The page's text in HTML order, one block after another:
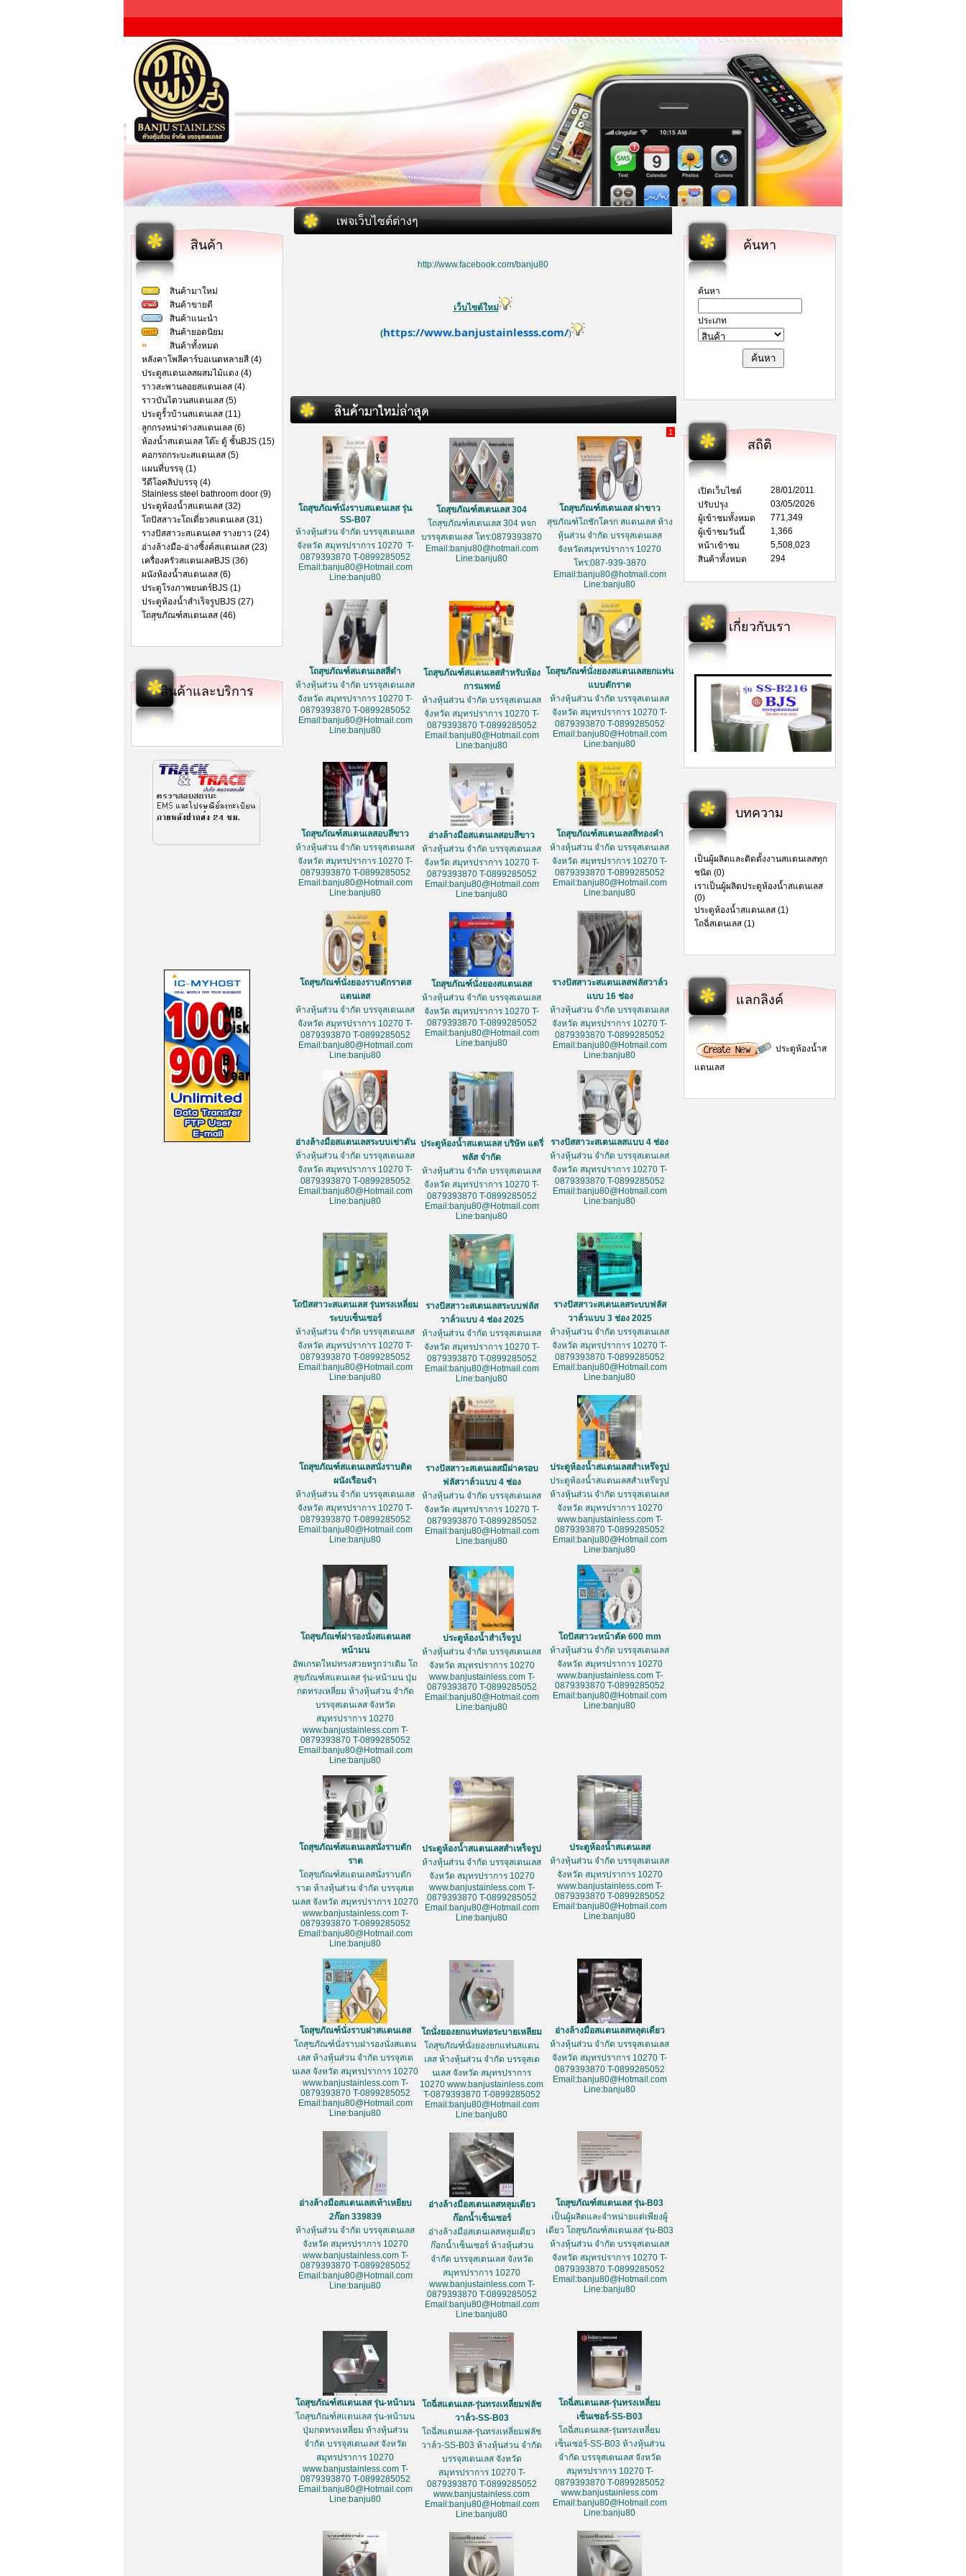
สินค้า
สินค้ามาใหม่
สินค้าขายดี
สินค้าแนะนำ
สินค้ายอดนิยม
สินค้าทั้งหมด
หลังคาโพลีคาร์บอเนตหลายสี (4)
ประตูสแตนเลสผสมไม้แดง (4)
ราวสะพานลอยสแตนเลส (4)
ราวบันไดวนสแตนเลส (5)
ประตูรั้วบ้านสแตนเลส (11)
ลูกกรงหน่าต่างสแตนเลส (6)
ห้องน้ำสแตนเลส โต๊ะ ตู้ ชั้นBJS (15)
คอกรถกระบะสแตนเลส (5)
แผนที่บรรจุ (1)
วีดีโอคลิปบรรจุ (4)
Stainless steel bathroom door (9)
ประตูห้องน้ำสแตนเลส (32)
โถปัสสาวะโถเดี่ยวสแตนเลส (31)
รางปัสสาวะสแตนเลส รางยาว (24)
อ่างล้างมือ-อ่างซิ้งค์สแตนเลส (23)
เครื่องครัวสแตนเลสBJS (36)
ผนังห้องน้ำสแตนเลส (6)
ประตูโรงภาพยนตร์BJS (1)
ประตูห้องน้ำสำเร็จรูปBJS (27)
โถสุขภัณฑ์สแตนเลส (46)
สินค้าและบริการ
เพจเว็บไซต์ต่างๆ
http://www.facebook.com/banju80
เว็บไซต์ใหม่
(https://www.banjustainlesss.com/)
1
โถสุขภัณฑ์นั่งราบสแตนเลส รุ่น
SS-B07
ห้างหุ้นส่วน จำกัด บรรจุสเตนเลส
จังหวัด สมุทรปราการ 10270 T-
0879393870 T-0899285052
Email:banju80@Hotmail.com
Line:banju80
โถสุขภัณฑ์สเตนเลส 304
โถสุขภัณฑ์สเตนเลส 304 หจก
บรรจุสเตนเลส โทร:0879393870
Email:banju80@hotmail.com
Line:banju80
โถสุขภัณฑ์สเตนเลส ฝาขาว
สุขภัณฑ์โถชักโครก สแตนเลส ห้าง
หุ้นส่วน จำกัด บรรจุสเตนเลส
จังหวัดสมุทรปราการ 10270
โทร:087-939-3870
Email:banju80@hotmail.com
Line:banju80
โถสุขภัณฑ์สแตนเลสสีดำ
ห้างหุ้นส่วน จำกัด บรรจุสเตนเลส
จังหวัด สมุทรปราการ 10270 T-
0879393870 T-0899285052
Email:banju80@Hotmail.com
Line:banju80
โถสุขภัณฑ์สแตนเลสสำหรับห้อง
การแพทย์
ห้างหุ้นส่วน จำกัด บรรจุสเตนเลส
จังหวัด สมุทรปราการ 10270 T-
0879393870 T-0899285052
Email:banju80@Hotmail.com
Line:banju80
โถสุขภัณฑ์นั่งยองสแตนเลสยกแท่น
แบบตักราด
ห้างหุ้นส่วน จำกัด บรรจุสเตนเลส
จังหวัด สมุทรปราการ 10270 T-
0879393870 T-0899285052
Email:banju80@Hotmail.com
Line:banju80
โถสุขภัณฑ์สแตนเลสอบสีขาว
ห้างหุ้นส่วน จำกัด บรรจุสเตนเลส
จังหวัด สมุทรปราการ 10270 T-
0879393870 T-0899285052
Email:banju80@Hotmail.com
Line:banju80
อ่างล้างมือสแตนเลสอบสีขาว
ห้างหุ้นส่วน จำกัด บรรจุสเตนเลส
จังหวัด สมุทรปราการ 10270 T-
0879393870 T-0899285052
Email:banju80@Hotmail.com
Line:banju80
โถสุขภัณฑ์สแตนเลสสีทองคำ
ห้างหุ้นส่วน จำกัด บรรจุสเตนเลส
จังหวัด สมุทรปราการ 10270 T-
0879393870 T-0899285052
Email:banju80@Hotmail.com
Line:banju80
โถสุขภัณฑ์นั่งยองราบตักราดส
แตนเลส
ห้างหุ้นส่วน จำกัด บรรจุสเตนเลส
จังหวัด สมุทรปราการ 10270 T-
0879393870 T-0899285052
Email:banju80@Hotmail.com
Line:banju80
โถสุขภัณฑ์นั่งยองสแตนเลส
ห้างหุ้นส่วน จำกัด บรรจุสเตนเลส
จังหวัด สมุทรปราการ 10270 T-
0879393870 T-0899285052
Email:banju80@Hotmail.com
Line:banju80
รางปัสสาวะสแตนเลสฟลัสวาล์ว
แบบ 16 ช่อง
ห้างหุ้นส่วน จำกัด บรรจุสเตนเลส
จังหวัด สมุทรปราการ 10270 T-
0879393870 T-0899285052
Email:banju80@Hotmail.com
Line:banju80
อ่างล้างมือสแตนเลสระบบเข่าดัน
ห้างหุ้นส่วน จำกัด บรรจุสเตนเลส
จังหวัด สมุทรปราการ 10270 T-
0879393870 T-0899285052
Email:banju80@Hotmail.com
Line:banju80
ประตูห้องน้ำสแตนเลส บริษัท แดรี่
พลัส จำกัด
ห้างหุ้นส่วน จำกัด บรรจุสเตนเลส
จังหวัด สมุทรปราการ 10270 T-
0879393870 T-0899285052
Email:banju80@Hotmail.com
Line:banju80
รางปัสสาวะสเตนเลสแบบ 4 ช่อง
ห้างหุ้นส่วน จำกัด บรรจุสเตนเลส
จังหวัด สมุทรปราการ 10270 T-
0879393870 T-0899285052
Email:banju80@Hotmail.com
Line:banju80
โถปัสสาวะสแตนเลส รุ่นทรงเหลี่ยม
ระบบเซ็นเซอร์
ห้างหุ้นส่วน จำกัด บรรจุสเตนเลส
จังหวัด สมุทรปราการ 10270 T-
0879393870 T-0899285052
Email:banju80@Hotmail.com
Line:banju80
รางปัสสาวะสเตนเลสระบบฟลัส
วาล์วแบบ 4 ช่อง 2025
ห้างหุ้นส่วน จำกัด บรรจุสเตนเลส
จังหวัด สมุทรปราการ 10270 T-
0879393870 T-0899285052
Email:banju80@Hotmail.com
Line:banju80
รางปัสสาวะสเตนเลสระบบฟลัส
วาล์วแบบ 3 ช่อง 2025
ห้างหุ้นส่วน จำกัด บรรจุสเตนเลส
จังหวัด สมุทรปราการ 10270 T-
0879393870 T-0899285052
Email:banju80@Hotmail.com
Line:banju80
โถสุขภัณฑ์สแตนเลสนั่งราบติด
ผนังเรือนจำ
ห้างหุ้นส่วน จำกัด บรรจุสเตนเลส
จังหวัด สมุทรปราการ 10270 T-
0879393870 T-0899285052
Email:banju80@Hotmail.com
Line:banju80
รางปัสสาวะสเตนเลสมีฝาครอบ
ฟลัสวาล์วแบบ 4 ช่อง
ห้างหุ้นส่วน จำกัด บรรจุสเตนเลส
จังหวัด สมุทรปราการ 10270 T-
0879393870 T-0899285052
Email:banju80@Hotmail.com
Line:banju80
ประตูห้องน้ำสแตนเลสสำเหร๊จรูป
ประตูห้องน้ำสแตนเลสสำเหร๊จรูป
ห้างหุ้นส่วน จำกัด บรรจุสเตนเลส
จังหวัด สมุทรปราการ 10270
www.banjustainless.com T-
0879393870 T-0899285052
Email:banju80@Hotmail.com
Line:banju80
โถสุขภัณฑ์ฝารองนั่งสแตนเลส
หน้ามน
อัพเกรดใหม่ทรงสวยหรูกว่าเดิม โถ
สุขภัณฑ์สแตนเลส รุ่น-หน้ามน ปุ่ม
กดทรงเหลี่ยม ห้างหุ้นส่วน จำกัด
บรรจุสเตนเลส จังหวัด
สมุทรปราการ 10270
www.banjustainless.com T-
0879393870 T-0899285052
Email:banju80@Hotmail.com
Line:banju80
ประตูห้องน้ำสำเร็จรูป
ห้างหุ้นส่วน จำกัด บรรจุสเตนเลส
จังหวัด สมุทรปราการ 10270
www.banjustainless.com T-
0879393870 T-0899285052
Email:banju80@Hotmail.com
Line:banju80
โถปัสสาวะหน้าตัด 600 mm
ห้างหุ้นส่วน จำกัด บรรจุสเตนเลส
จังหวัด สมุทรปราการ 10270
www.banjustainless.com T-
0879393870 T-0899285052
Email:banju80@Hotmail.com
Line:banju80
โถสุขภัณฑ์สแตนเลสนั่งราบตัก
ราด
โถสุขภัณฑ์สแตนเลสนั่งราบตัก
ราด ห้างหุ้นส่วน จำกัด บรรจุสเต
นเลส จังหวัด สมุทรปราการ 10270
www.banjustainless.com T-
0879393870 T-0899285052
Email:banju80@Hotmail.com
Line:banju80
ประตูห้องน้ำสแตนเลสสำเหร็จรูป
ห้างหุ้นส่วน จำกัด บรรจุสเตนเลส
จังหวัด สมุทรปราการ 10270
www.banjustainless.com T-
0879393870 T-0899285052
Email:banju80@Hotmail.com
Line:banju80
ประตูห้องน้ำสแตนเลส
ห้างหุ้นส่วน จำกัด บรรจุสเตนเลส
จังหวัด สมุทรปราการ 10270
www.banjustainless.com T-
0879393870 T-0899285052
Email:banju80@Hotmail.com
Line:banju80
โถสุขภัณฑ์นั่งราบฝาสแตนเลส
โถสุขภัณฑ์นั่งราบฝารองนั่งสแตน
เลส ห้างหุ้นส่วน จำกัด บรรจุสเต
นเลส จังหวัด สมุทรปราการ 10270
www.banjustainless.com T-
0879393870 T-0899285052
Email:banju80@Hotmail.com
Line:banju80
โถนั่งยองยกแท่นท่อระบายเหลียม
โถสุขภัณฑ์นั่งยองยกแท่นสแตน
เลส ห้างหุ้นส่วน จำกัด บรรจุสเต
นเลส จังหวัด สมุทรปราการ
10270 www.banjustainless.com
T-0879393870 T-0899285052
Email:banju80@Hotmail.com
Line:banju80
อ่างล้างมือสแตนเลสหลุดเดียว
ห้างหุ้นส่วน จำกัด บรรจุสเตนเลส
จังหวัด สมุทรปราการ 10270 T-
0879393870 T-0899285052
Email:banju80@Hotmail.com
Line:banju80
อ่างล้างมือสแตนเลสเท้าเหยียบ
2ก๊อก 339839
ห้างหุ้นส่วน จำกัด บรรจุสเตนเลส
จังหวัด สมุทรปราการ 10270
www.banjustainless.com T-
0879393870 T-0899285052
Email:banju80@Hotmail.com
Line:banju80
อ่างล้างมือสเตนเลสหลุมเดียว
ก๊อกน้ำเซ็นเซอร์
อ่างล้างมือสเตนเลสหลุมเดียว
ก๊อกน้ำเซ็นเซอร์ ห้างหุ้นส่วน
จำกัด บรรจุสเตนเลส จังหวัด
สมุทรปราการ 10270
www.banjustainless.com T-
0879393870 T-0899285052
Email:banju80@Hotmail.com
Line:banju80
โถสุขภัณฑ์สแตนเลส รุ่น-B03
เป็นผู้ผลิตและจำหน่ายแต่เพียงผู้
เดียว โถสุขภัณฑ์สแตนเลส รุ่น-B03
ห้างหุ้นส่วน จำกัด บรรจุสเตนเลส
จังหวัด สมุทรปราการ 10270 T-
0879393870 T-0899285052
Email:banju80@Hotmail.com
Line:banju80
โถสุขภัณฑ์สแตนเลส รุ่น-หน้ามน
โถสุขภัณฑ์สแตนเลส รุ่น-หน้ามน
ปุ่มกดทรงเหลี่ยม ห้างหุ้นส่วน
จำกัด บรรจุสเตนเลส จังหวัด
สมุทรปราการ 10270
www.banjustainless.com T-
0879393870 T-0899285052
Email:banju80@Hotmail.com
Line:banju80
โถฉี่สแตนเลส-รุ่นทรงเหลี่ยมฟลัช
วาล์ว-SS-B03
โถฉี่สแตนเลส-รุ่นทรงเหลี่ยมฟลัช
วาล์ว-SS-B03 ห้างหุ้นส่วน จำกัด
บรรจุสเตนเลส จังหวัด
สมุทรปราการ 10270 T-
0879393870 T-0899285052
www.banjustainless.com
Email:banju80@Hotmail.com
Line:banju80
โถฉี่สแตนเลส-รุ่นทรงเหลี่ยม
เซ็นเซอร์-SS-B03
โถฉี่สแตนเลส-รุ่นทรงเหลี่ยม
เซ็นเซอร์-SS-B03 ห้างหุ้นส่วน
จำกัด บรรจุสเตนเลส จังหวัด
สมุทรปราการ 10270 T-
0879393870 T-0899285052
www.banjustainless.com
Email:banju80@Hotmail.com
Line:banju80
ค้นหา
ค้นหา
ประเภท
สถิติ
เปิดเว็บไซต์
28/01/2011
ปรับปรุง
03/05/2026
ผู้เข้าชมทั้งหมด
771,349
ผู้เข้าชมวันนี้
1,366
หน้าเข้าชม
5,508,023
สินค้าทั้งหมด
294
เกี่ยวกับเรา
บทความ
เป็นผู้ผลิตและติดตั้งงานสแตนเลสทุก
ชนิด (0)
เราเป็นผู้ผลิตประตูห้องน้ำสแตนเลส
(0)
ประตูห้องน้ำสแตนเลส (1)
โถฉี่สเตนเลส (1)
แลกลิงค์
ประตูห้องน้ำส
แตนเลส